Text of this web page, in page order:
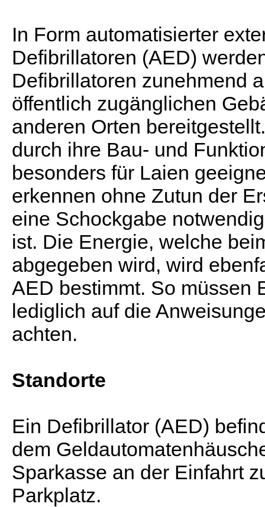
In Form automatisierter
Defibrillatoren (AED)
Defibrillatoren zunehmend
öffentlich zugänglichen
anderen Orten
durch ihre Bau- und
besonders für Laien
erkennen ohne Zutun der
eine Schockgabe
ist. Die Energie, welche
abgegeben wird, wird
AED bestimmt. So müssen
lediglich auf die
achten.
Standorte
Ein Defibrillator (AED)
dem
Sparkasse an der Einfahrt
Parkplatz.